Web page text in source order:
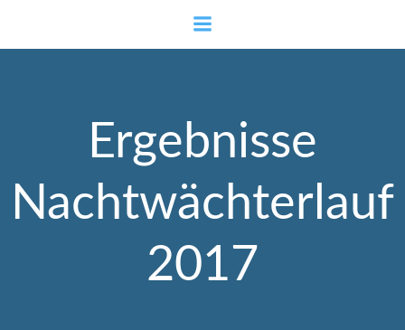
Inhalt
springen
Ergebnisse
Nachtwächterlauf
2017